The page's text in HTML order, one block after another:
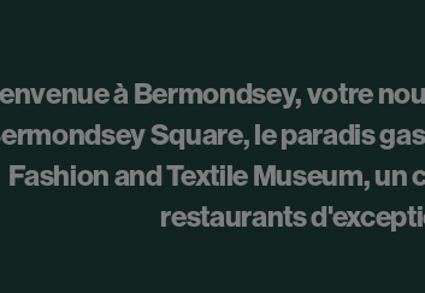
à Bermondsey, votre
Square, le paradis
Fashion and Textile Museum,
restaurants